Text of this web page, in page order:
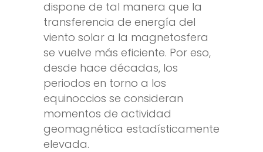
dispone de tal manera que la
transferencia de energía del
viento solar a la magnetosfera
se vuelve más eficiente. Por eso,
desde hace décadas, los
periodos en torno a los
equinoccios se consideran
momentos de actividad
geomagnética estadísticamente
elevada.